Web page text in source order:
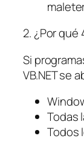
2. ¿Por
Si
VB.NET se
Todas
Todos